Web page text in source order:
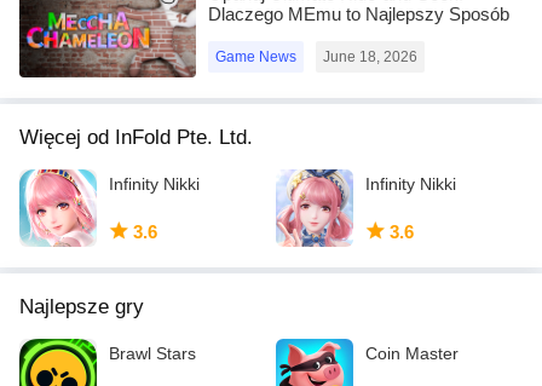
Dlaczego MEmu to Najlepszy Sposób
PC!
Game News June 18, 2026
Więcej od InFold Pte. Ltd.
Infinity Nikki
3.6
Infinity Nikki
3.6
Najlepsze gry
Brawl Stars Coin Master